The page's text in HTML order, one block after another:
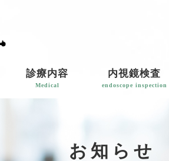
診療内容
Medical
内視鏡検査
endoscope inspection
お知らせ